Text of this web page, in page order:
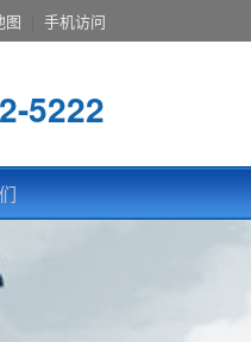
手机访问
图
5222